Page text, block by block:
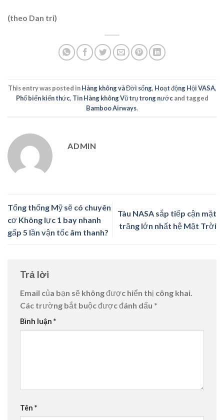
(theo Dan tri)
This entry was posted inHàng không và Đời sống, Hoạt động Hội VASA,
Phổ biến kiến thức, Tin Hàng không Vũ trụ trong nướcand tagged
Bamboo Airways.
ADMIN
Tổng thống Mỹ sẽ có chuyên
cơ Không lực 1 bay nhanh
gấp 5 lần vận tốc âm thanh?
Tàu NASA sắp tiếp cận mặt
trăng lớn nhất hệ Mặt Trời
Trả lời
Email của bạn sẽ không được hiển thị công khai.
Các trường bắt buộc được đánh dấu *
Bình luận *
Tên *